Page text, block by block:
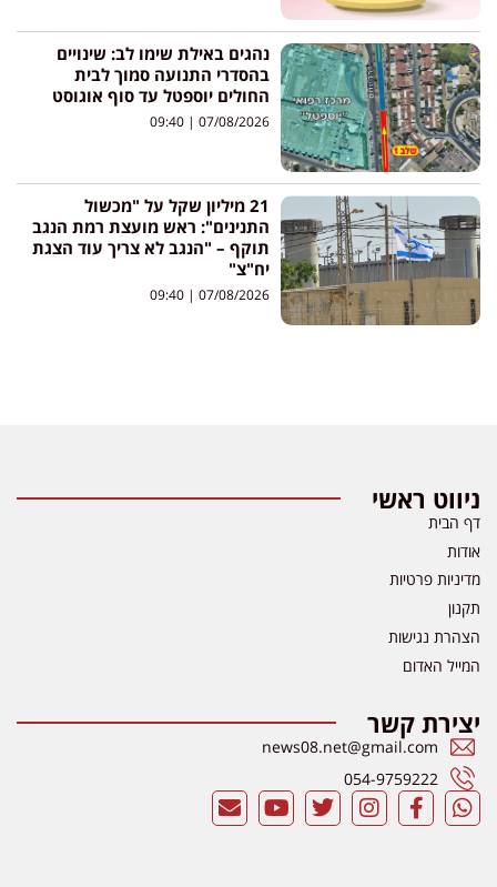
נהגים באילת שימו לב: שינויים
בהסדרי התנועה סמוך לבית
החולים יוספטל עד סוף אוגוסט
07/08/2026
21 מיליון שקל על "מכשול
התנינים": ראש מועצת רמת הנגב
תוקף – "הנגב לא צריך עוד הצגת
יח"צ"
07/08/2026
ניווט ראשי
דף הבית
אודות
מדיניות פרטיות
תקנון
הצהרת נגישות
המייל האדום
יצירת קשר
news08.net@gmail.com
054-9759222